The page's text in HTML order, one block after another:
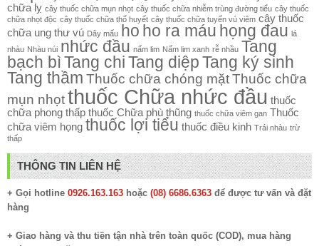
chữa lỵ cây thuốc chữa mụn nhọt cây thuốc chữa nhiễm trùng đường tiểu cây thuốc
chữa nhọt độc cây thuốc chữa thổ huyết cây thuốc chữa tuyến vú viêm cây thuốc
chữa ung thư vú Dây mấu ho ho ra máu họng đau lá
nhàu Nhàu núi nhức đầu nấm lim Nấm lim xanh rễ nhầu Tang
bạch bì Tang chi Tang diệp Tang ký sinh
Tang thầm Thuốc chữa chóng mặtThuốc chữa
mụn nhọtthuốc Chữa nhức đầu thuốc
chữa phong thấp thuốc Chữa phù thũng thuốc chữa viêm gan Thuốc
chữa viêm họng thuốc lợi tiểu thuốc điều kinh Trái nhàu trừ
thấp
THÔNG TIN LIÊN HỆ
+ Gọi hotline 0926.163.163 hoặc (08) 6686.6363 để được tư vấn và đặt
hàng
+ Giao hàng và thu tiền tận nhà trên toàn quốc (COD), mua hàng